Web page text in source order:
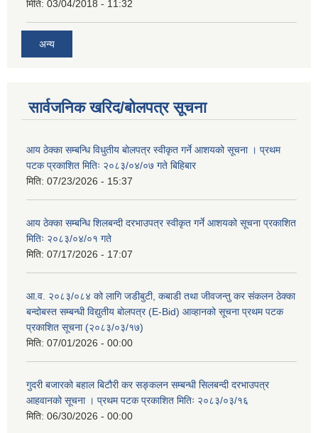
मिति: 03/04/2018 - 11:32
अन्य
सार्वजनिक खरिद/बोलपत्र सूचना
आय ठेक्का सम्बन्धि विधुतीय बोलपत्र स्वीकृत गर्ने आशयको सूचना । प्रथम
पटक प्रकाशित मितिः २०८३/०४/०७ गते बिहिबार
मिति: 07/23/2026 - 15:37
आय ठेक्का सम्बन्धि शिलबन्दी दरभाउपत्र स्वीकृत गर्ने आशयको सूचना प्रकाशित
मितिः २०८३/०४/०१ गते
मिति: 07/17/2026 - 17:07
आ.व. २०८३/०८४ को लागि जडीबुटी, कबाडी तथा जीवजन्तु कर संकलन ठेक्का
बन्दोबस्त सम्बन्धी विद्युतीय बोलपत्र (E-Bid) आव्हानको सूचना प्रथम पटक
प्रकाशित सूचना (२०८३/०३/१७)
मिति: 07/01/2026 - 00:00
गुदरी बजारको बहाल बिटौरी कर सङ्कलन सम्बन्धी सिलबन्दी दरभाउपत्र
आहवानको सूचना । प्रथम पटक प्रकाशित मितिः २०८३/०३/१६
मिति: 06/30/2026 - 00:00